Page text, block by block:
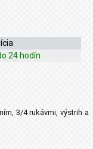
24 hodín
3/4 rukávmi, výstrih a